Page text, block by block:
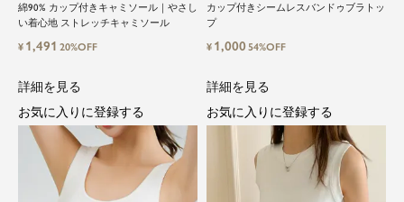
綿90% カップ付きキャミソール｜やさし
い着心地 ストレッチキャミソール
¥ 1,491 20%OFF
カップ付きシームレスバンドゥブラトッ
プ
¥ 1,00054%OFF
詳細を見る
お気に入りに登録する
詳細を見る
お気に入りに登録する